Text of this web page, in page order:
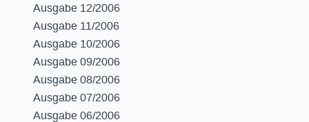
Ausgabe 12/2006
Ausgabe 11/2006
Ausgabe 10/2006
Ausgabe 09/2006
Ausgabe 08/2006
Ausgabe 07/2006
Ausgabe 06/2006